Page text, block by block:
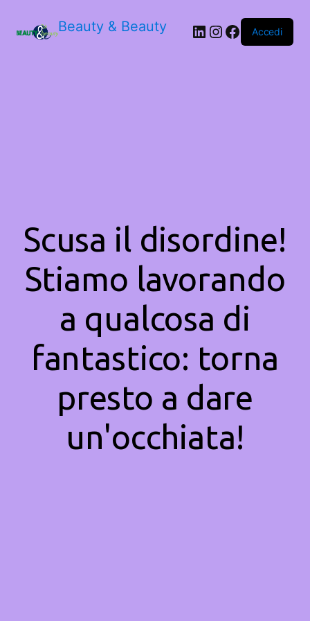
Beauty & Beauty LinkedIn
Instagram
Facebook
Accedi
Scusa il disordine!
Stiamo lavorando
a qualcosa di
fantastico: torna
presto a dare
un'occhiata!